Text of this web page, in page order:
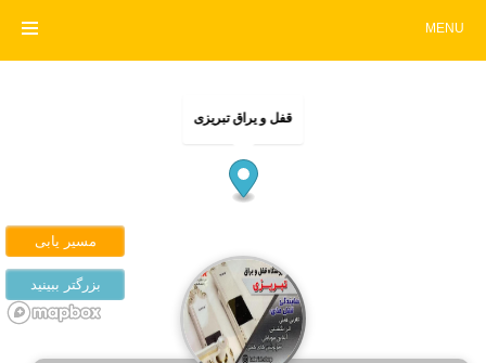
MENU
قفل و یراق تبریزی